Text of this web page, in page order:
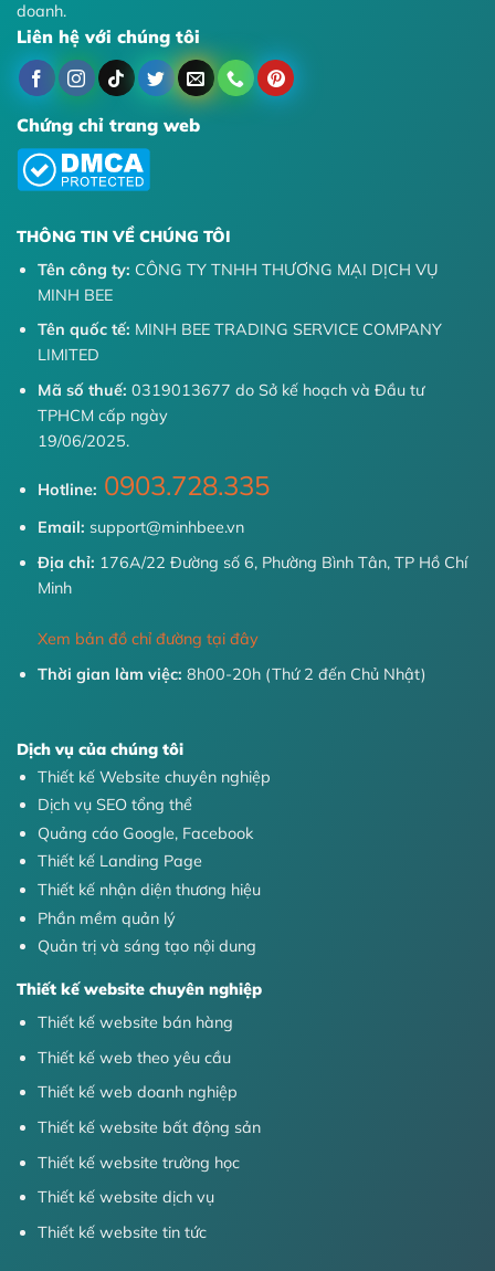
doanh.
Liên hệ với chúng tôi
Chứng chỉ trang web
THÔNG TIN VỀ CHÚNG TÔI
Tên công ty: CÔNG TY TNHH THƯƠNG MẠI DỊCH VỤ
MINH BEE
Tên quốc tế: MINH BEE TRADING SERVICE COMPANY
LIMITED
Mã số thuế: 0319013677 do Sở kế hoạch và Đầu tư
TPHCM cấp ngày
19/06/2025.
Hotline: 0903.728.335
Email: support@minhbee.vn
Địa chỉ: 176A/22 Đường số 6, Phường Bình Tân, TP Hồ Chí
Minh
Xem bản đồ chỉ đường tại đây
Thời gian làm việc: 8h00-20h (Thứ 2 đến Chủ Nhật)
Dịch vụ của chúng tôi
Thiết kế Website chuyên nghiệp
Dịch vụ SEO tổng thể
Quảng cáo Google, Facebook
Thiết kế Landing Page
Thiết kế nhận diện thương hiệu
Phần mềm quản lý
Quản trị và sáng tạo nội dung
Thiết kế website chuyên nghiệp
Thiết kế website bán hàng
Thiết kế web theo yêu cầu
Thiết kế web doanh nghiệp
Thiết kế website bất động sản
Thiết kế website trường học
Thiết kế website dịch vụ
Thiết kế website tin tức